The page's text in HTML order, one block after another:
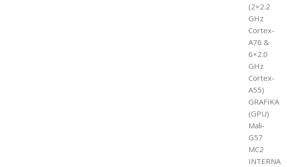
(2×2.2
GHz
Cortex-
A76 &
6×2.0
GHz
Cortex-
A55)
GRAFIKA
(GPU)
Mali-
G57
MC2
INTERNA